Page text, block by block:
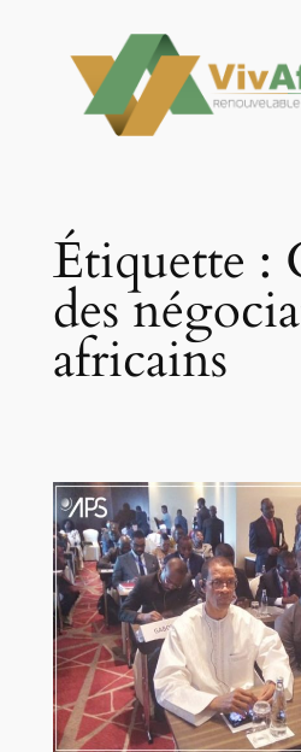
contenu
Étiquette :
des
africains